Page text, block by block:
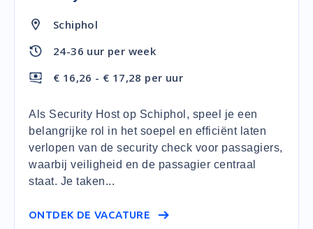
Schiphol
24-36 uur per week
€ 16,26 - € 17,28 per uur
Als Security Host op Schiphol, speel je een
belangrijke rol in het soepel en efficiënt laten
verlopen van de security check voor passagiers,
waarbij veiligheid en de passagier centraal
staat. Je taken...
ONTDEK DE VACATURE